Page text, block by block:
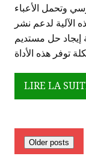
وتحمل الأعباء
الآلية لدعم نشر
إيجاد حل مستديم
توفر هذه الأداة
LIRE LA
Older posts